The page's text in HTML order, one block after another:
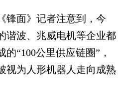
面》记者注意到，今
谐波、兆威电机等企业都
“100公里供应链圈”，
视为人形机器人走向成熟